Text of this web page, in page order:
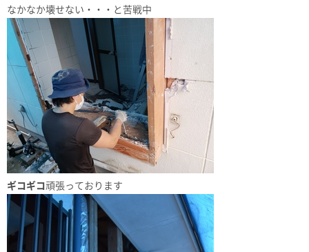
なかなか壊せない・・・と苦戦中
ギコギコ 頑張っております